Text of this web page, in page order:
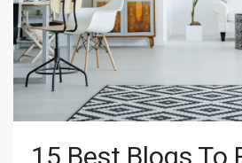
15 Best Blogs To